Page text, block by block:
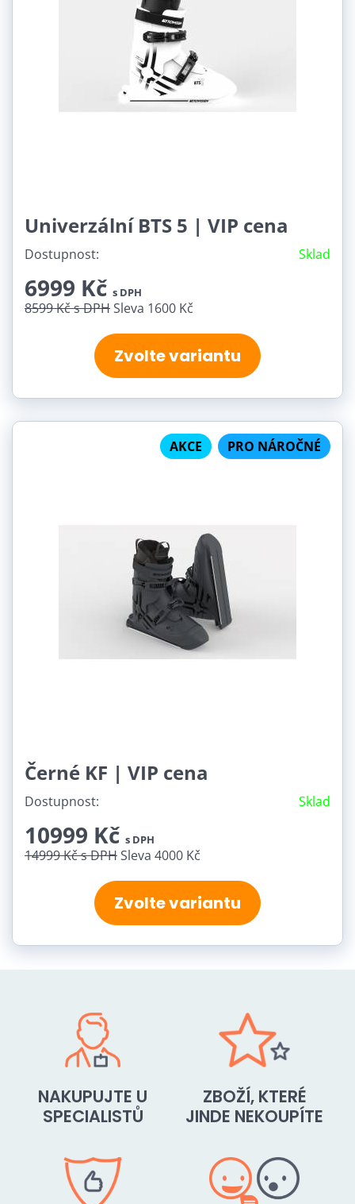
Univerzální BTS 5 | VIP cena
Dostupnost: Sklad
6999 Kč s DPH
8599 Kčs DPHSleva 1600 Kč
Zvolte variantu
AKCE PRO NÁROČNÉ
Černé KF | VIP cena
Dostupnost: Sklad
10999 Kč s DPH
14999 Kčs DPHSleva 4000 Kč
Zvolte variantu
NAKUPUJTE U
SPECIALISTŮ
ZBOŽÍ, KTERÉ
JINDE NEKOUPÍTE